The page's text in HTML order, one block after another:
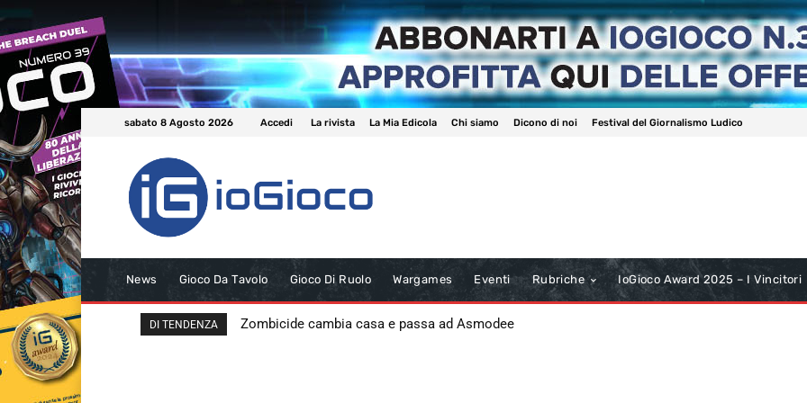
sabato 8 Agosto 2026 Accedi La rivista La Mia Edicola Chi siamo Dicono di noi Festival del Giornalismo Ludico
News Gioco Da Tavolo Gioco Di Ruolo Wargames Eventi Rubriche IoGioco Award 2025 – I Vincitori
DI TENDENZA Zombicide cambia casa e passa ad Asmodee